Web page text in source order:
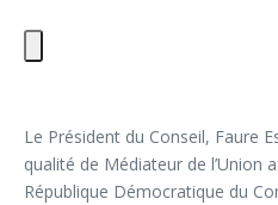
Le Président du Conseil, Faure
qualité de Médiateur de l’Union
République Démocratique du